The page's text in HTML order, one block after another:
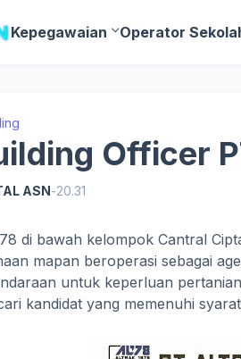
Kepegawaian Operator
Officer
ASN-20.31
di bawah kelompok Cantral
mapan beroperasi sebagai
untuk keperluan
kandidat yang memenuhi